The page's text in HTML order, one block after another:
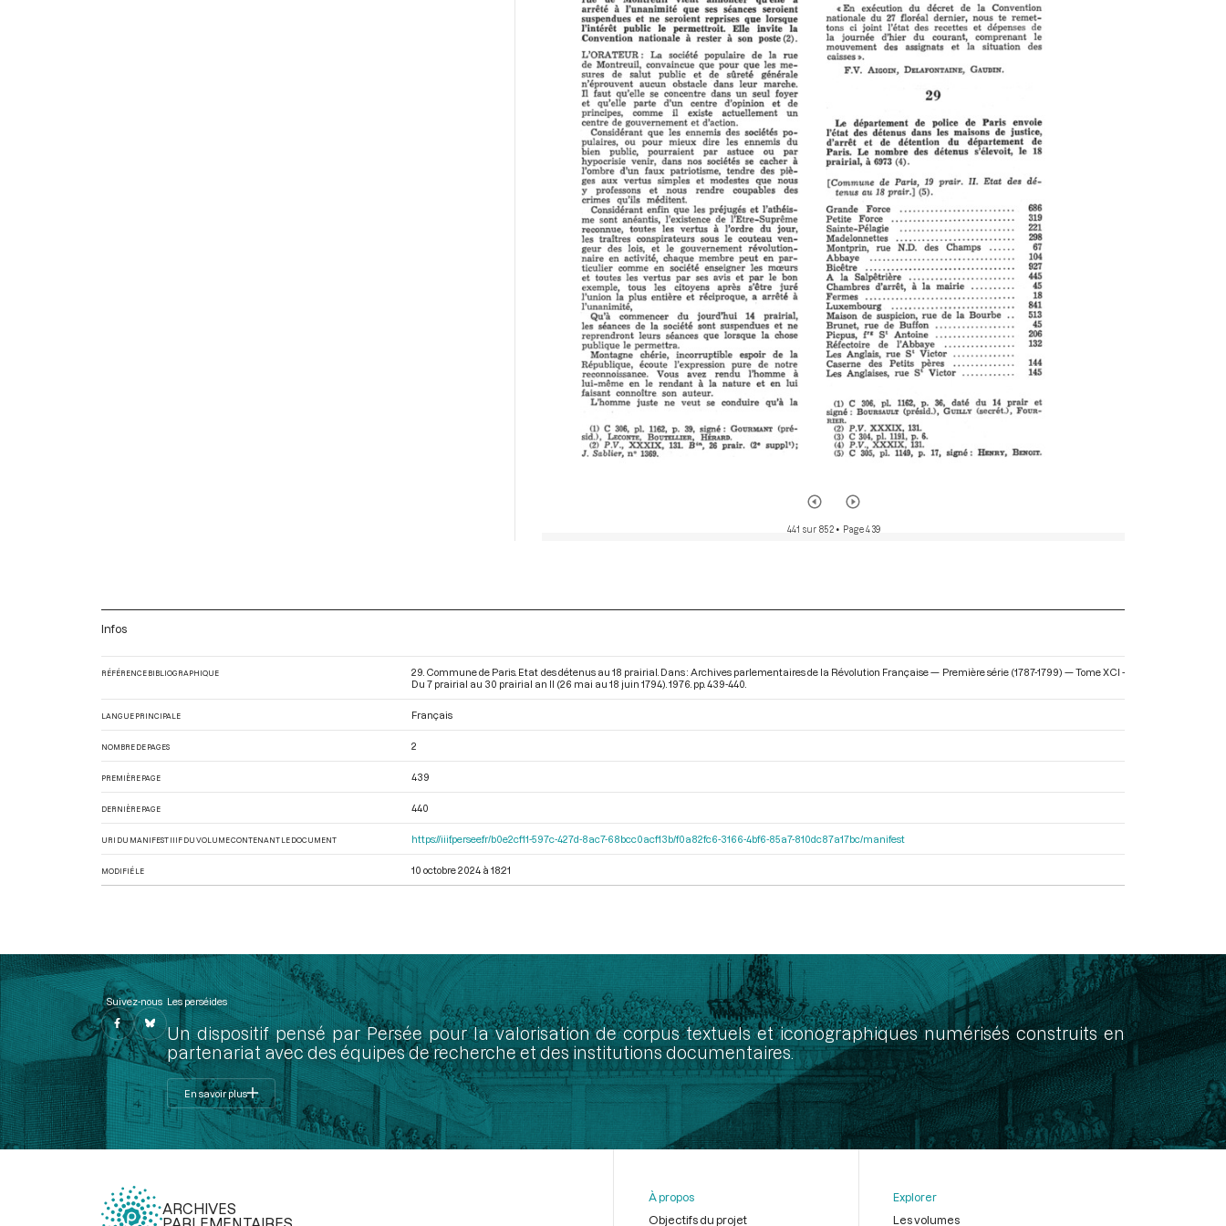
441 sur 852• Page 439
Infos
RÉFÉRENCE BIBLIOGRAPHIQUE
29. Commune de Paris. Etat des détenus au 18 prairial. Dans : Archives parlementaires de la Révolution Française — Première série (1787-1799) — Tome XCI -
Du 7 prairial au 30 prairial an II (26 mai au 18 juin 1794) . 1976. pp. 439-440.
LANGUE PRINCIPALE Français
NOMBRE DE PAGES 2
PREMIÈRE PAGE 439
DERNIÈRE PAGE 440
URI DU MANIFEST IIIF DU VOLUME CONTENANT LE DOCUMENT https://iiif.persee.fr/b0e2cf11-597c-427d-8ac7-68bcc0acf13b/f0a82fc6-3166-4bf6-85a7-810dc87a17bc/manifest
MODIFIÉ LE 10 octobre 2024 à 18:21
Suivez-nous Les perséides
Un dispositif pensé par Persée pour la valorisation de corpus textuels et iconographiques numérisés construits en
partenariat avec des équipes de recherche et des institutions documentaires.
En savoir plus
ARCHIVES
À propos
Objectifs du projet
Explorer
Les volumes